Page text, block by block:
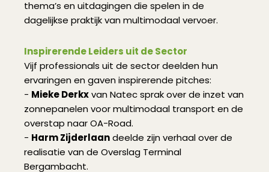
thema’s en uitdagingen die spelen in de
dagelijkse praktijk van multimodaal vervoer.
Inspirerende Leiders uit de Sector
Vijf professionals uit de sector deelden hun
ervaringen en gaven inspirerende pitches:
- Mieke Derkxvan Natec sprak over de inzet van
zonnepanelen voor multimodaal transport en de
overstap naar OA-Road.
- Harm Zijderlaandeelde zijn verhaal over de
realisatie van de Overslag Terminal
Bergambacht.